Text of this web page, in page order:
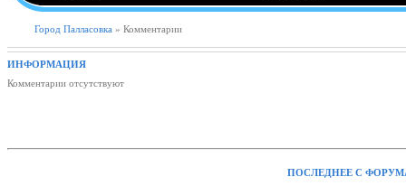
Город Палласовка » Комментарии
ИНФОРМАЦИЯ
Комментарии отсутствуют
ПОСЛЕДНЕЕ С